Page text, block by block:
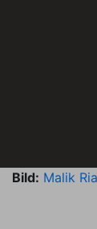
Bild: Malik